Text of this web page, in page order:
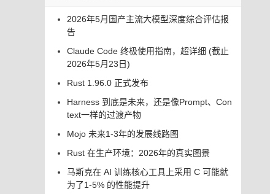
2026年5月国产主流大模型深度综合评估报
告
Claude Code 终极使用指南，超详细 (截止
2026年5月23日)
Rust 1.96.0 正式发布
Harness 到底是未来，还是像Prompt、Con
text一样的过渡产物
Mojo 未来1-3年的发展线路图
Rust 在生产环境：2026年的真实图景
马斯克在 AI 训练核心工具上采用 C 可能就
为了1-5% 的性能提升